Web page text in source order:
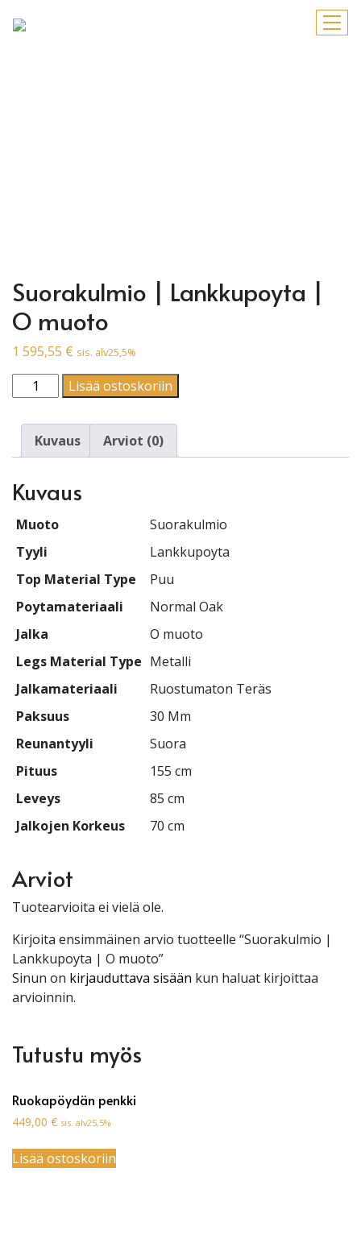
Suorakulmio | Lankkupoyta |
O muoto
1 595,55 € sis. alv25,5%
Suorakulmio | Lankkupoyta | O muoto määrä
Lisää ostoskoriin
Kuvaus Arviot (0)
Kuvaus
Muoto
Suorakulmio
Tyyli
Lankkupoyta
Top Material Type
Puu
Poytamateriaali
Normal Oak
Jalka
O muoto
Legs Material Type Metalli
Jalkamateriaali
Ruostumaton Teräs
Paksuus
30 Mm
Reunantyyli
Suora
Pituus
155 cm
Leveys
85 cm
Jalkojen Korkeus
70 cm
Arviot
Tuotearvioita ei vielä ole.
Kirjoita ensimmäinen arvio tuotteelle “Suorakulmio |
Lankkupoyta | O muoto”
Sinun on kirjauduttava sisään kun haluat kirjoittaa
arvioinnin.
Tutustu myös
Ruokapöydän penkki
449,00 € sis. alv25,5%
Lisää ostoskoriin